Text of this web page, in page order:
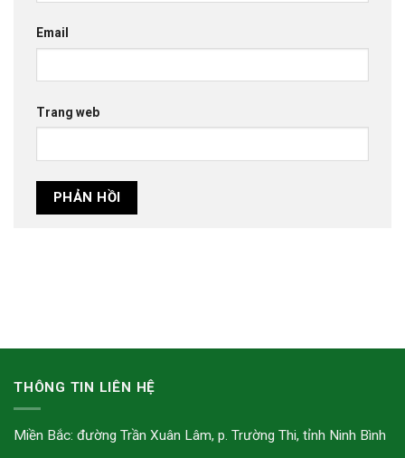
Email
Trang web
THÔNG TIN LIÊN HỆ
Miền Bắc: đường Trần Xuân Lâm, p. Trường Thi, tỉnh Ninh Bình